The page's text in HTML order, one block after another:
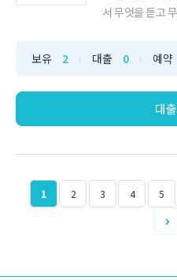
서 무엇을 듣고
십 부문"
보유 2 대출 0 예약
대
1 2 3 4 5